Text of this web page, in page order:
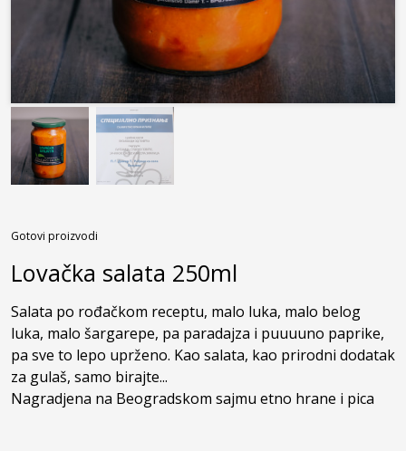
Kontakt
Gotovi proizvodi
Lovačka salata 250ml
Salata po rođačkom receptu, malo luka, malo belog
luka, malo šargarepe, pa paradajza i puuuuno paprike,
pa sve to lepo uprženo. Kao salata, kao prirodni dodatak
za gulaš, samo birajte...
Nagradjena na Beogradskom sajmu etno hrane i pica